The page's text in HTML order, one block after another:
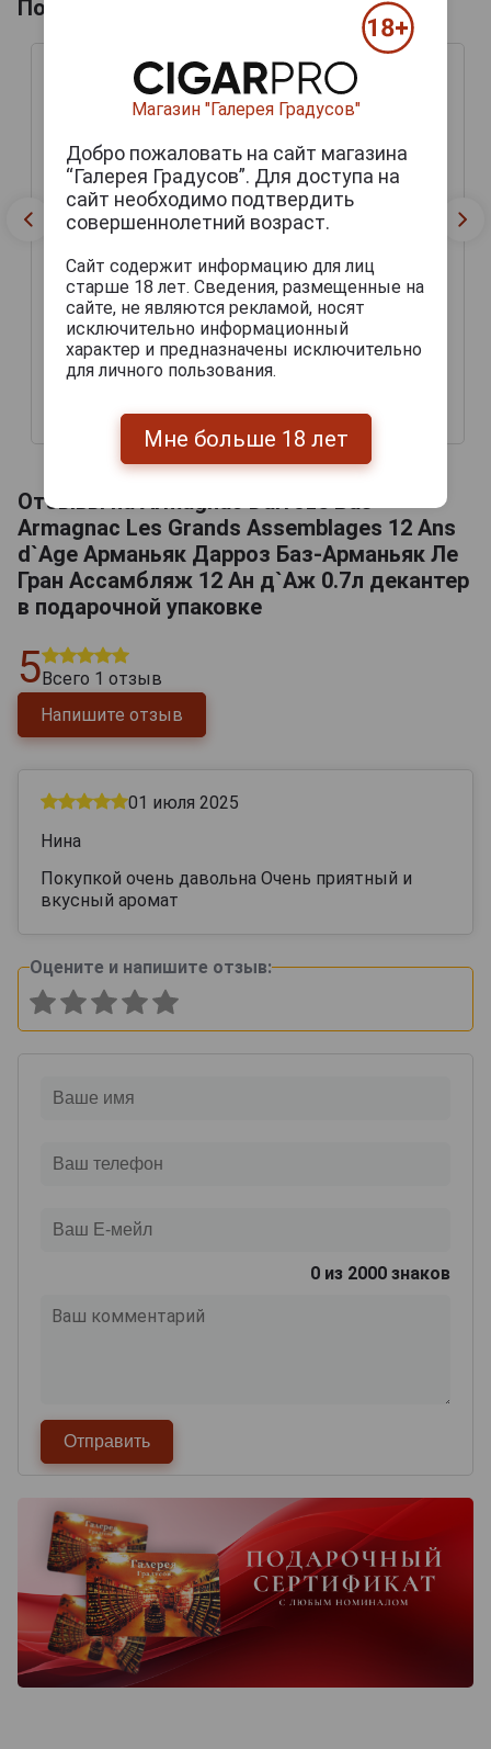
Похожие напитки по году производства
Armagnac Darroze Bas-
Armagnac Les Grands
Assemblages 12 Ans
d`Age Арманьяк Дарроз
Баз-Арманьяк Ле Гран
Ассамбляж 12 Ан д`Аж
0.7л декантер в
19 246 руб.
Armagnac Darroze Bas-
Armagnac Les Grands
Assemblages 12 Ans
d`Age Арманьяк Дарроз
Баз-Арманьяк Ле Гран
Ассамбляж 12 Ан д`Аж
14 658 руб.
Отзывы на Armagnac Darroze Bas-
Armagnac Les Grands Assemblages 12 Ans
d`Age Арманьяк Дарроз Баз-Арманьяк Ле
Гран Ассамбляж 12 Ан д`Аж 0.7л декантер
в подарочной упаковке
5 Всего 1 отзыв
Напишите отзыв
01 июля 2025
Нина
Покупкой очень давольна Очень приятный и
вкусный аромат
Оцените и напишите отзыв:
0 из 2000 знаков
Магазин "Галерея Градусов"
Добро пожаловать на сайт магазина
“Галерея Градусов”. Для доступа на
сайт необходимо подтвердить
совершеннолетний возраст.
Сайт содержит информацию для лиц
старше 18 лет. Сведения, размещенные на
сайте, не являются рекламой, носят
исключительно информационный
характер и предназначены исключительно
для личного пользования.
Мне больше 18 лет